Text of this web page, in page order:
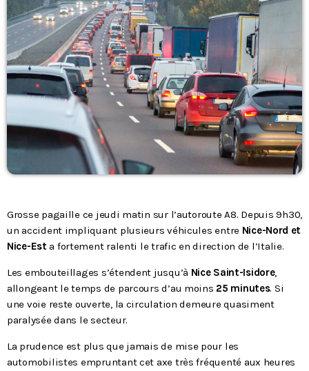
Podcasts
L’équipe
Contact
Contacts
Grosse pagaille ce jeudi matin sur l’autoroute A8. Depuis 9h30,
un accident impliquant plusieurs véhicules entre Nice-Nord et
Nice-Esta fortement ralenti le trafic en direction de l’Italie.
Les embouteillages s’étendent jusqu’à Nice Saint-Isidore,
allongeant le temps de parcours d’au moins 25 minutes. Si
une voie reste ouverte, la circulation demeure quasiment
paralysée dans le secteur.
La prudence est plus que jamais de mise pour les
automobilistes empruntant cet axe très fréquenté aux heures